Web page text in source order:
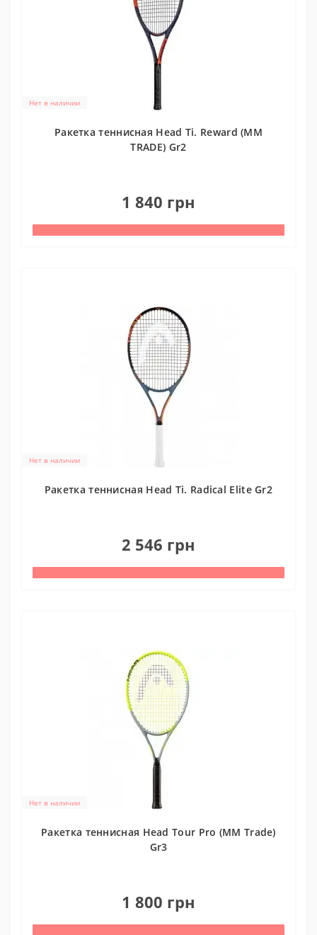
Нет в наличии
Ракетка теннисная Head Ti. Reward (MM
TRADE) Gr2
1 840 грн
Нет в наличии
Ракетка теннисная Head Ti. Radical Elite Gr2
2 546 грн
Нет в наличии
Ракетка теннисная Head Tour Pro (MM Trade)
Gr3
1 800 грн